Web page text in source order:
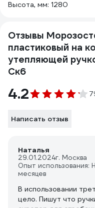
Высота, мм: 1280
Отзывы
пластиковый на
утепляющей
Cк6
4.2
Написать отзыв
Наталья
29.01.2024г. Москва
Опыт использования:
месяцев
В использовании
цело. Пишут что